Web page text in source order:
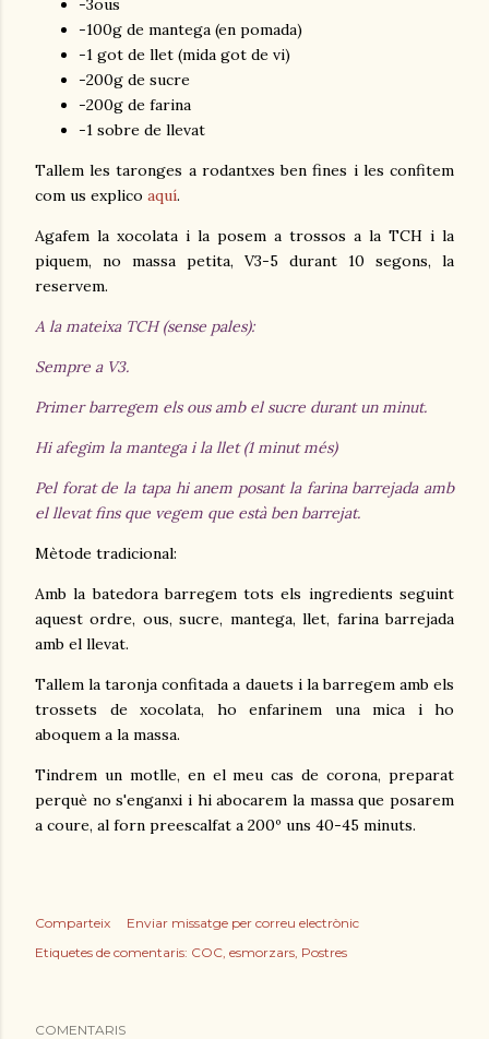
-3ous
-100g de mantega (en pomada)
-1 got de llet (mida got de vi)
-200g de sucre
-200g de farina
-1 sobre de llevat
Tallem les taronges a rodantxes ben fines i les confitem
com us explico aquí.
Agafem la xocolata i la posem a trossos a la TCH i la
piquem, no massa petita, V3-5 durant 10 segons, la
reservem.
A la mateixa TCH (sense pales):
Sempre a V3.
Primer barregem els ous amb el sucre durant un minut.
Hi afegim la mantega i la llet (1 minut més)
Pel forat de la tapa hi anem posant la farina barrejada amb
el llevat fins que vegem que està ben barrejat.
Mètode tradicional:
Amb la batedora barregem tots els ingredients seguint
aquest ordre, ous, sucre, mantega, llet, farina barrejada
amb el llevat.
Tallem la taronja confitada a dauets i la barregem amb els
trossets de xocolata, ho enfarinem una mica i ho
aboquem a la massa.
Tindrem un motlle, en el meu cas de corona, preparat
perquè no s'enganxi i hi abocarem la massa que posarem
a coure, al forn preescalfat a 200º uns 40-45 minuts.
Comparteix
Enviar missatge per correu electrònic
Etiquetes de comentaris: COC esmorzars Postres
COMENTARIS